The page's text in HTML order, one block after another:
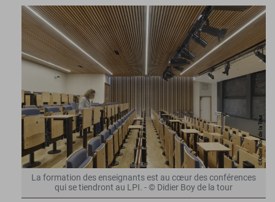
La formation des enseignants est au cœur des conférences
qui se tiendront au LPI. - © Didier Boy de la tour